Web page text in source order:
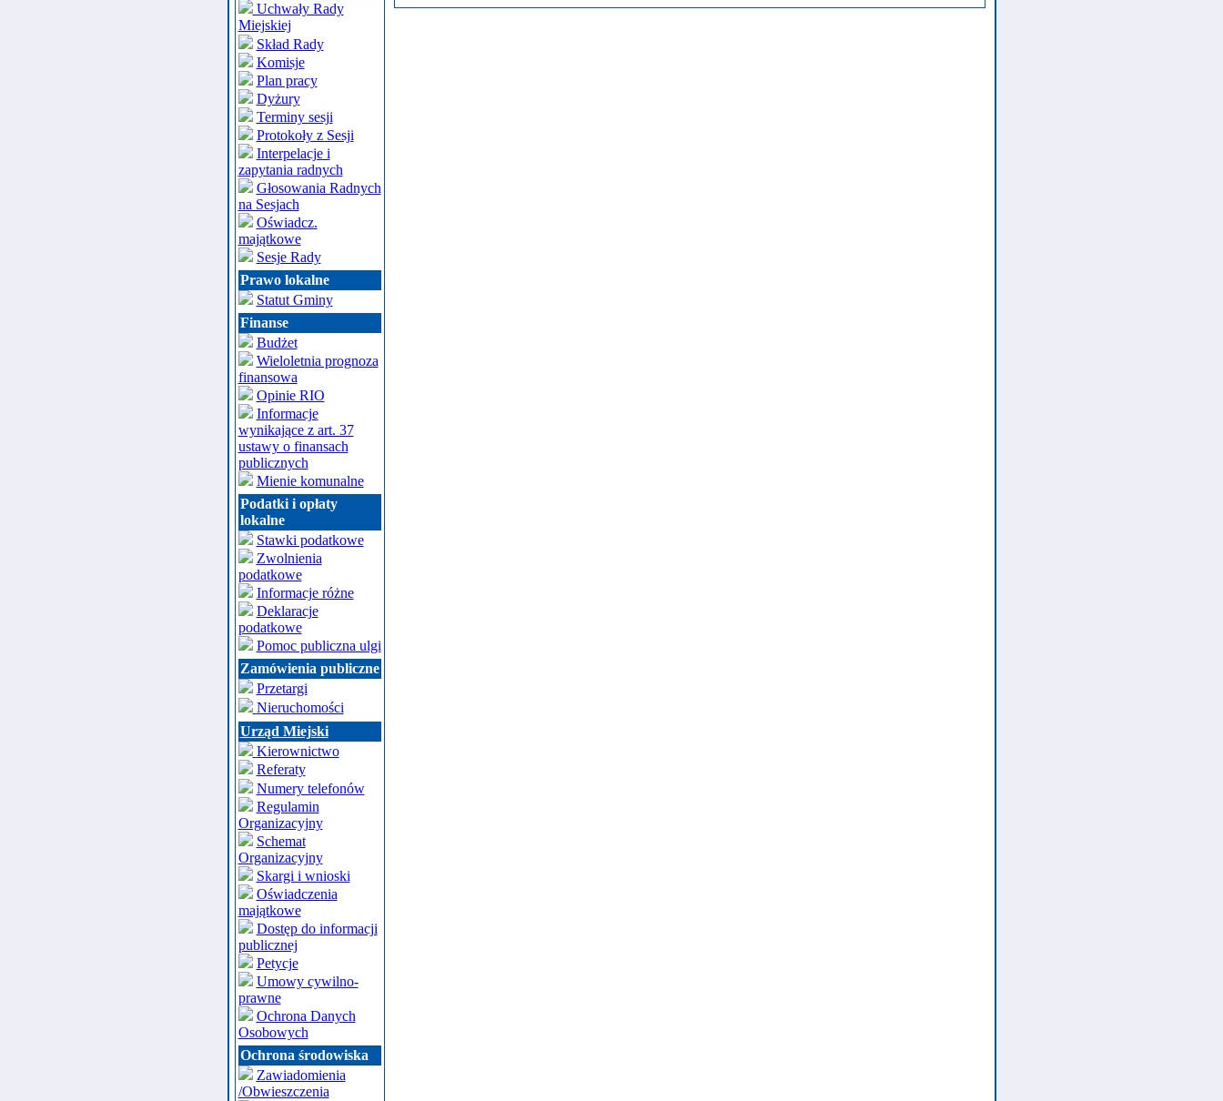
Uchwały Rady
Miejskiej
Skład Rady
Komisje
Plan pracy
Dyżury
Terminy sesji
Protokoły z Sesji
Interpelacje i
zapytania radnych
Głosowania Radnych
na Sesjach
Oświadcz.
majątkowe
Sesje Rady
Prawo lokalne
Statut Gminy
Finanse
Budżet
Wieloletnia prognoza
finansowa
Opinie RIO
Informacje
wynikające z art. 37
ustawy o finansach
publicznych
Mienie komunalne
Podatki i opłaty
lokalne
Stawki podatkowe
Zwolnienia
podatkowe
Informacje różne
Deklaracje
podatkowe
Pomoc publiczna ulgi
Zamówienia publiczne
Przetargi
Nieruchomości
Urząd Miejski
Kierownictwo
Referaty
Numery telefonów
Regulamin
Organizacyjny
Schemat
Organizacyjny
Skargi i wnioski
Oświadczenia
majątkowe
Dostęp do informacji
publicznej
Petycje
Umowy cywilno-
prawne
Ochrona Danych
Osobowych
Ochrona środowiska
Zawiadomienia
/Obwieszczenia